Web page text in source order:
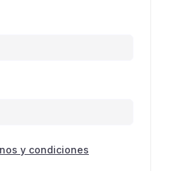
y condiciones